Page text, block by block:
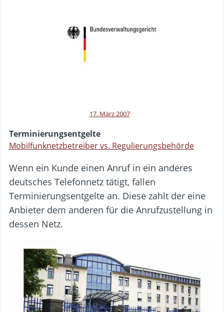
17. März 2007
Terminierungsentgelte
Mobilfunknetzbetreiber vs. Regulierungsbehörde
Wenn ein Kunde einen Anruf in ein anderes
deutsches Telefonnetz tätigt, fallen
Terminierungsentgelte an. Diese zahlt der eine
Anbieter dem anderen für die Anrufzustellung in
dessen Netz.